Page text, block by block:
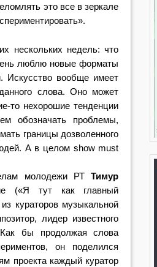
это все в зеркале
нескольких недель: что
люблю новые форматы
Искусство вообще имеет
слова. Оно может
то нехорошие тенденции
обозначать проблемы,
границы дозволенного
А в целом show must
молодежи РТТимур
(«Я тут как главный
кураторов музыкальной
лидер известного
бы продолжая слова
он поделился
проекта каждый куратор